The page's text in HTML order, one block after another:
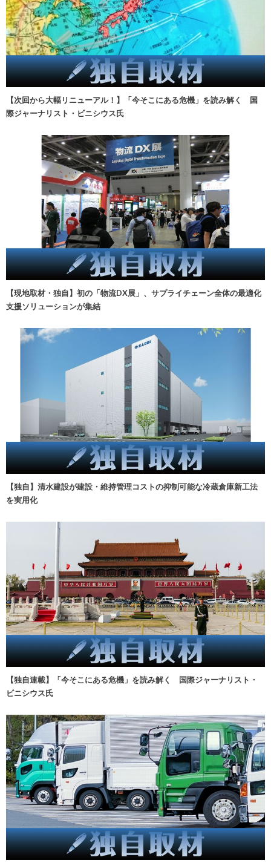
【次回から大幅リニューアル！】「今そこにある危機」を読み解く 国
際ジャーナリスト・ビニシウス氏
【現地取材・独自】初の「物流DX展」、サプライチェーン全体の最適化
支援ソリューションが集結
【独自】清水建設が建設・維持管理コストの抑制可能な冷蔵倉庫新工法
を実用化
【独自連載】「今そこにある危機」を読み解く 国際ジャーナリスト・
ビニシウス氏